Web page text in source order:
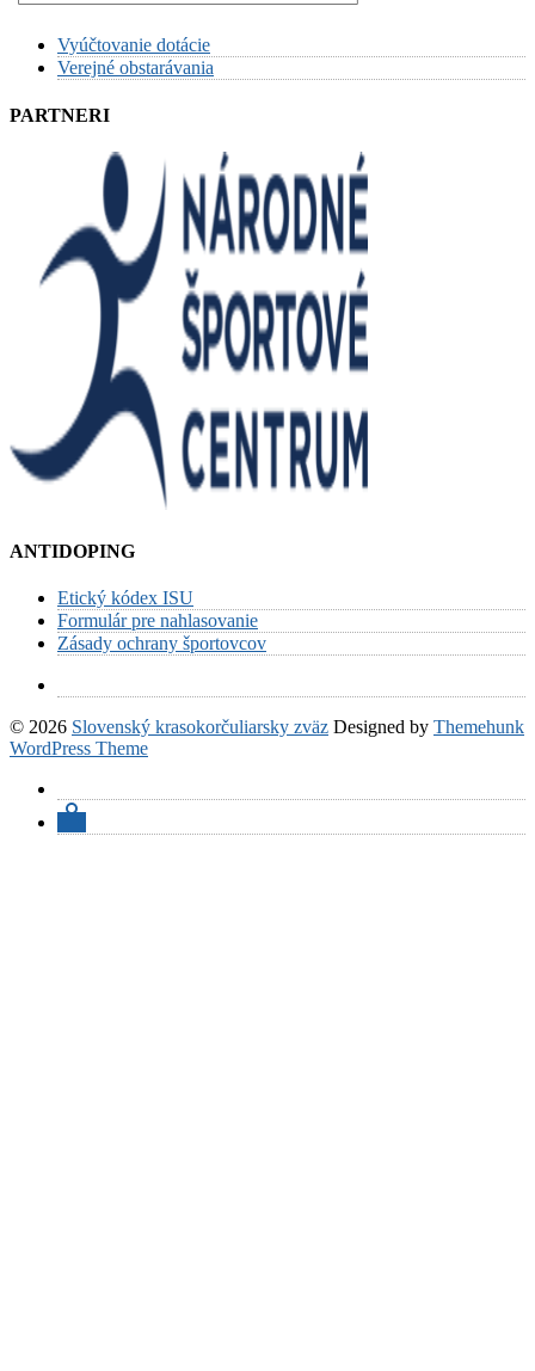
Vyúčtovanie dotácie
Verejné obstarávania
PARTNERI
ANTIDOPING
Etický kódex ISU
Formulár pre nahlasovanie
Zásady ochrany športovcov
© 2026 Slovenský krasokorčuliarsky zväz Designed by Themehunk
WordPress Theme